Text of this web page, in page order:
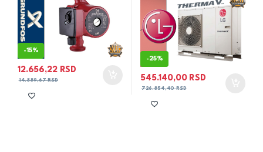
-15%
12.656,22 RSD
14.889,67RSD
-25%
545.140,00 RSD
726.854,40RSD